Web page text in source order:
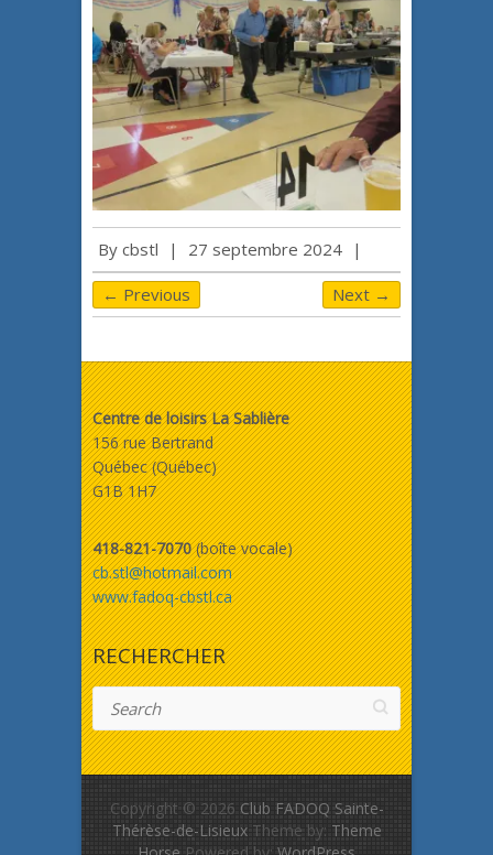
By cbstl | 27 septembre 2024 |
← Previous Next →
Centre de loisirs La Sablière
156 rue Bertrand
Québec (Québec)
G1B 1H7
418-821-7070(boîte vocale)
cb.stl@hotmail.com
www.fadoq-cbstl.ca
RECHERCHER
Copyright © 2026 Club FADOQ Sainte-
Thérèse-de-LisieuxTheme by: Theme